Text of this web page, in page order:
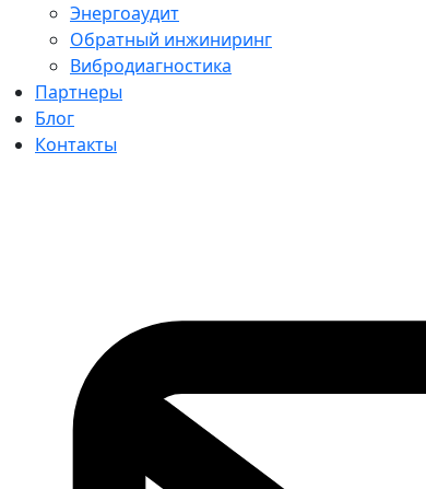
Энергоаудит
Обратный инжиниринг
Вибродиагностика
Партнеры
Блог
Контакты